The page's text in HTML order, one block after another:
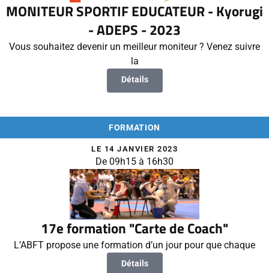
MONITEUR SPORTIF EDUCATEUR - Kyorugi
- ADEPS - 2023
Vous souhaitez devenir un meilleur moniteur ? Venez suivre
la
Détails
FORMATION
LE 14 JANVIER 2023
De 09h15 à 16h30
17e formation "Carte de Coach"
L’ABFT propose une formation d’un jour pour que chaque
Détails